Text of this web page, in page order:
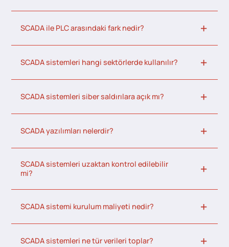
SCADA ile PLC arasındaki fark nedir?
SCADA sistemleri hangi sektörlerde kullanılır?
SCADA sistemleri siber saldırılara açık mı?
SCADA yazılımları nelerdir?
SCADA sistemleri uzaktan kontrol edilebilir
mi?
SCADA sistemi kurulum maliyeti nedir?
SCADA sistemleri ne tür verileri toplar?